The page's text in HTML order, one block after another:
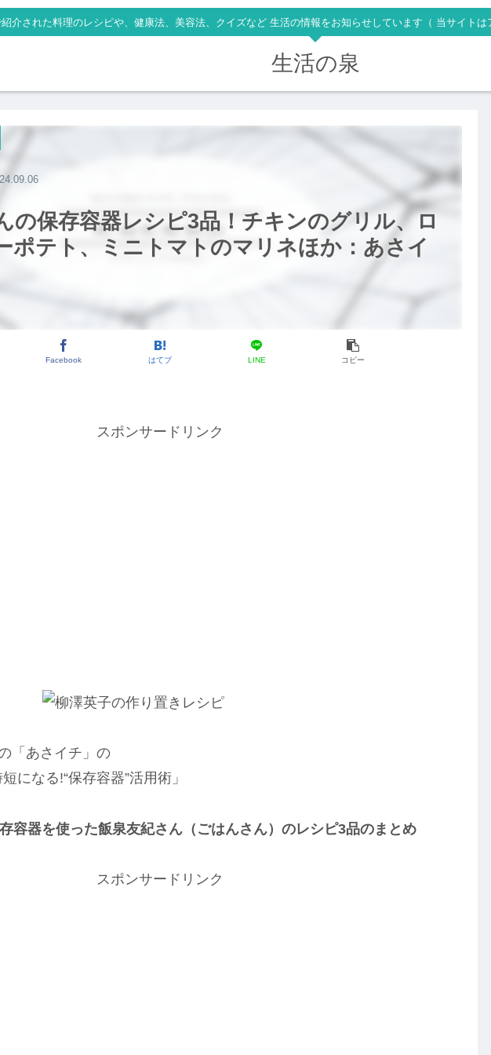
介された料理のレシピや、健康法、美容法、クイズなど 生活の情報をお知らせしています（ 当サイトは
生活の泉
の保存容器レシピ3品！チキンのグリル、ロ
ポテト、ミニトマトのマリネほか：あさイ
Facebook はてブ LINE コピー
スポンサードリンク
「あさイチ」の
になる!“保存容器”活用術」
容器を使った飯泉友紀さん（ごはんさん）のレシピ3品のまとめ
スポンサードリンク